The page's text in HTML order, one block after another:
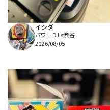
配信/ライブ機器
中古
イシダ
パワーDJ's渋谷
2026/08/05